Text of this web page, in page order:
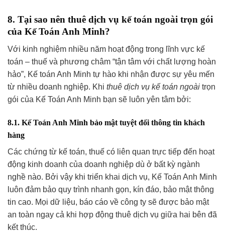
8. Tại sao nên thuê dịch vụ kế toán ngoài trọn gói
của Kế Toán Anh Minh?
Với kinh nghiệm nhiều năm hoạt động trong lĩnh vực kế
toán – thuế và phương châm “tận tâm với chất lượng hoàn
hảo”, Kế toán Anh Minh tự hào khi nhận được sự yêu mến
từ nhiều doanh nghiệp. Khi thuê dịch vụ kế toán ngoài trọn
gói của Kế Toán Anh Minh bạn sẽ luôn yên tâm bởi:
8.1. Kế Toán Anh Minh bảo mật tuyệt đối thông tin khách
hàng
Các chứng từ kế toán, thuế có liên quan trực tiếp đến hoạt
động kinh doanh của doanh nghiệp dù ở bất kỳ ngành
nghề nào. Bởi vậy khi triển khai dịch vụ, Kế Toán Anh Minh
luôn đảm bảo quy trình nhanh gọn, kín đáo, bảo mật thông
tin cao. Mọi dữ liệu, báo cáo về công ty sẽ được bảo mật
an toàn ngay cả khi hợp động thuê dịch vụ giữa hai bên đã
kết thúc.